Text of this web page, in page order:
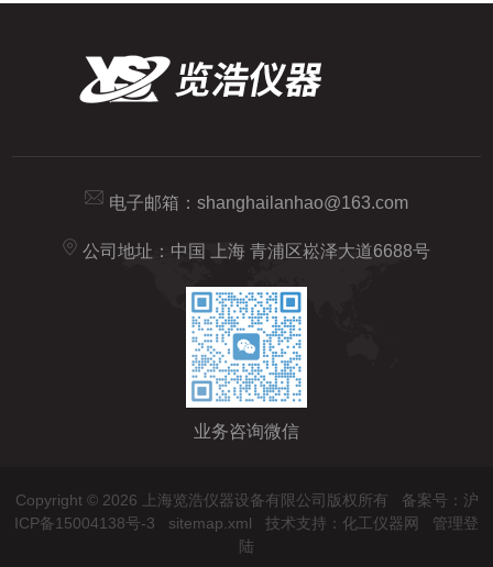
电子邮箱： shanghailanhao@163.com
公司地址：中国 上海 青浦区崧泽大道6688号
业务咨询微信
Copyright © 2026 上海览浩仪器设备有限公司版权所有 备案号：沪
ICP备15004138号-3
sitemap.xml 技术支持： 化工仪器网
管理登
陆